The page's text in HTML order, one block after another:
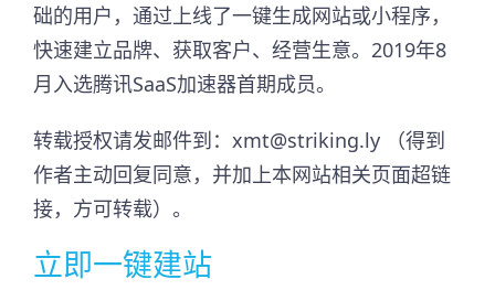
础的用户，通过上线了一键生成网站或小程序，
快速建立品牌、获取客户、经营生意。2019年8
月入选腾讯SaaS加速器首期成员。​
转载授权请发邮件到：xmt@striking.ly （得到
作者主动回复同意，并加上本网站相关页面超链
接，方可转载）。
立即一键建站